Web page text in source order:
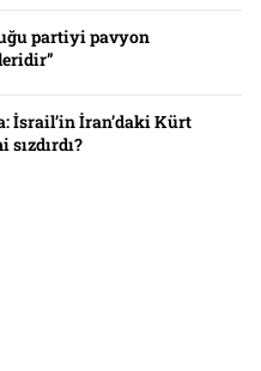
partiyi pavyon
İsrail’in İran’daki Kürt
sızdırdı?